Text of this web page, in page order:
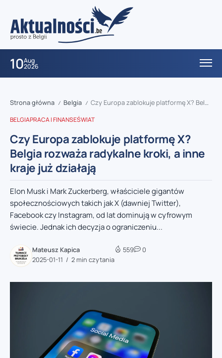
10Aug
2026
Strona główna / Belgia / Czy Europa zablokuje platformę X? Belgia rozważa radykalne kroki, a inne kraje już działają
BELGIAPRACA I FINANSEŚWIAT
Czy Europa zablokuje platformę X?
Belgia rozważa radykalne kroki, a inne
kraje już działają
Elon Musk i Mark Zuckerberg, właściciele gigantów
społecznościowych takich jak X (dawniej Twitter),
Facebook czy Instagram, od lat dominują w cyfrowym
świecie. Jednak ich decyzja o ograniczeniu...
Mateusz Kapica
2025-01-11
2 min czytania
559 0